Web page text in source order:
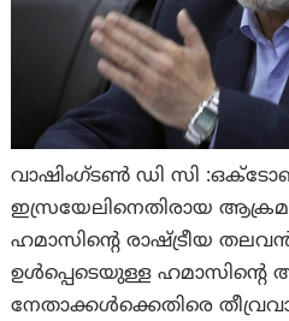
വാഷിംഗ്‌ടൺ ഡി സി
ഇസ്രയേലിനെതിരായ
ഹമാസിൻ്റെ രാഷ്ട്രീയ
ഉൾപ്പെടെയുള്ള ഹമാസിൻ്റെ
നേതാക്കൾക്കെതിരെ